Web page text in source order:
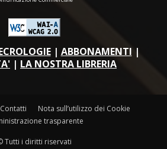
| ABBONAMENTI |
| LA NOSTRA LIBRERIA
Contatti
Nota sull’utilizzo dei Cookie
trasparente
Tutti i diritti riservati